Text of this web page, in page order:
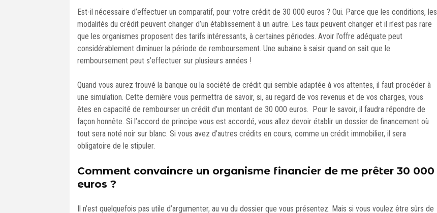
Est-il nécessaire d’effectuer un comparatif, pour votre crédit de 30 000 euros ? Oui. Parce que les conditions, les
modalités du crédit peuvent changer d’un établissement à un autre. Les taux peuvent changer et il n’est pas rare
que les organismes proposent des tarifs intéressants, à certaines périodes. Avoir l’offre adéquate peut
considérablement diminuer la période de remboursement. Une aubaine à saisir quand on sait que le
remboursement peut s’effectuer sur plusieurs années !
Quand vous aurez trouvé la banque ou la société de crédit qui semble adaptée à vos attentes, il faut procéder à
une simulation. Cette dernière vous permettra de savoir, si, au regard de vos revenus et de vos charges, vous
êtes en capacité de rembourser un crédit d’un montant de 30 000 euros. Pour le savoir, il faudra répondre de
façon honnête. Si l’accord de principe vous est accordé, vous allez devoir établir un dossier de financement où
tout sera noté noir sur blanc. Si vous avez d’autres crédits en cours, comme un crédit immobilier, il sera
obligatoire de le stipuler.
Comment convaincre un organisme financier de me prêter 30 000
euros ?
Il n’est quelquefois pas utile d’argumenter, au vu du dossier que vous présentez. Mais si vous voulez être sûrs de